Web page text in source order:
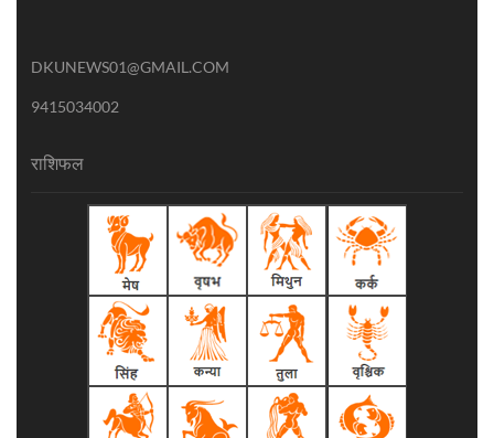
DKUNEWS01@GMAIL.COM
9415034002
राशिफल